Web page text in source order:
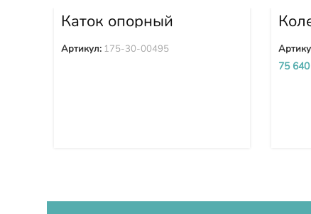
Каток опорный
двубортный 175-30-
00495
Артикул: 175-30-00495
75 640